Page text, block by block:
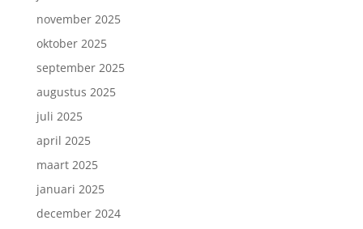
november 2025
oktober 2025
september 2025
augustus 2025
juli 2025
april 2025
maart 2025
januari 2025
december 2024